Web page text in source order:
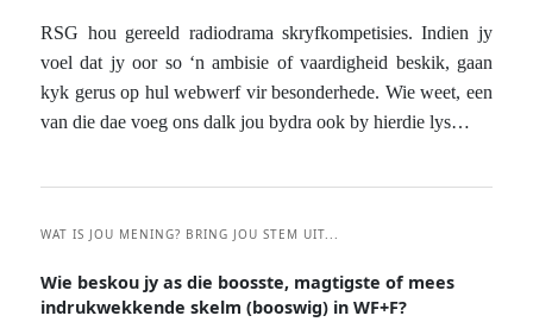
RSG hou gereeld radiodrama skryfkompetisies. Indien jy
voel dat jy oor so ‘n ambisie of vaardigheid beskik, gaan
kyk gerus op hul webwerf vir besonderhede. Wie weet, een
van die dae voeg ons dalk jou bydra ook by hierdie lys…
WAT IS JOU MENING? BRING JOU STEM UIT...
Wie beskou jy as die boosste, magtigste of mees
indrukwekkende skelm (booswig) in WF+F?